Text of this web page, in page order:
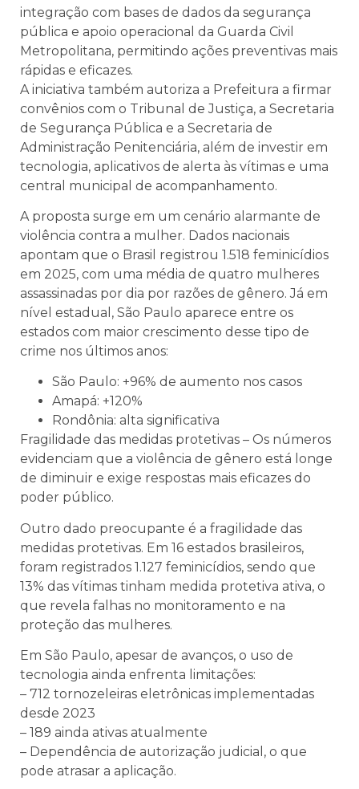
integração com bases de dados da segurança
pública e apoio operacional da Guarda Civil
Metropolitana, permitindo ações preventivas mais
rápidas e eficazes.
A iniciativa também autoriza a Prefeitura a firmar
convênios com o Tribunal de Justiça, a Secretaria
de Segurança Pública e a Secretaria de
Administração Penitenciária, além de investir em
tecnologia, aplicativos de alerta às vítimas e uma
central municipal de acompanhamento.
A proposta surge em um cenário alarmante de
violência contra a mulher. Dados nacionais
apontam que o Brasil registrou 1.518 feminicídios
em 2025, com uma média de quatro mulheres
assassinadas por dia por razões de gênero. Já em
nível estadual, São Paulo aparece entre os
estados com maior crescimento desse tipo de
crime nos últimos anos:
São Paulo: +96% de aumento nos casos
Amapá: +120%
Rondônia: alta significativa
Fragilidade das medidas protetivas – Os números
evidenciam que a violência de gênero está longe
de diminuir e exige respostas mais eficazes do
poder público.
Outro dado preocupante é a fragilidade das
medidas protetivas. Em 16 estados brasileiros,
foram registrados 1.127 feminicídios, sendo que
13% das vítimas tinham medida protetiva ativa, o
que revela falhas no monitoramento e na
proteção das mulheres.
Em São Paulo, apesar de avanços, o uso de
tecnologia ainda enfrenta limitações:
– 712 tornozeleiras eletrônicas implementadas
desde 2023
– 189 ainda ativas atualmente
– Dependência de autorização judicial, o que
pode atrasar a aplicação.